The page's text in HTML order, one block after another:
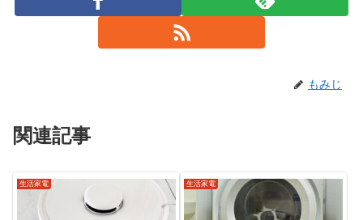
もみじ
関連記事
生活家電 生活家電